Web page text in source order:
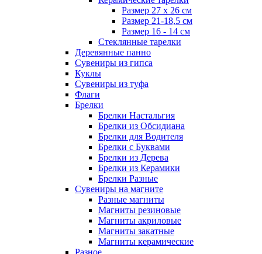
Размер 27 х 26 см
Размер 21-18,5 см
Размер 16 - 14 см
Стеклянные тарелки
Деревянные панно
Сувениры из гипса
Куклы
Сувениры из туфа
Флаги
Брелки
Брелки Настальгия
Брелки из Обсидиана
Брелки для Водителя
Брелки с Буквами
Брелки из Дерева
Брелки из Керамики
Брелки Разные
Сувениры на магните
Разные магниты
Магниты резиновые
Магниты акриловые
Магниты закатные
Магниты керамические
Разное